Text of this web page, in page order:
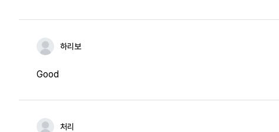
하리보
Good
처리